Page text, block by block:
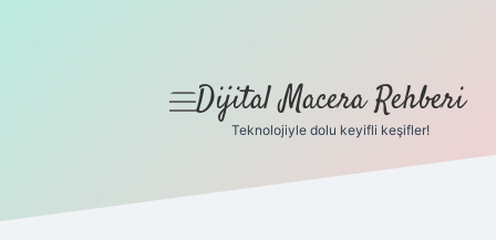
Gizlilik Politikası
menüyü
Dijital Macera Rehberi
Teknolojiyle dolu keyifli keşifler!